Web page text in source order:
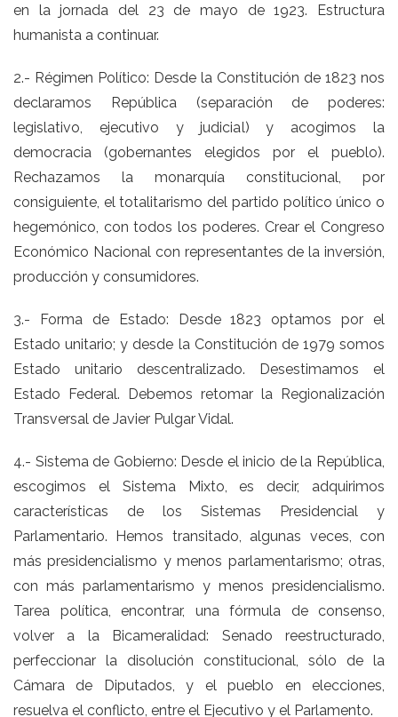
en la jornada del 23 de mayo de 1923. Estructura
humanista a continuar.
2.- Régimen Político: Desde la Constitución de 1823 nos
declaramos República (separación de poderes:
legislativo, ejecutivo y judicial) y acogimos la
democracia (gobernantes elegidos por el pueblo).
Rechazamos la monarquía constitucional, por
consiguiente, el totalitarismo del partido político único o
hegemónico, con todos los poderes. Crear el Congreso
Económico Nacional con representantes de la inversión,
producción y consumidores.
3.- Forma de Estado: Desde 1823 optamos por el
Estado unitario; y desde la Constitución de 1979 somos
Estado unitario descentralizado. Desestimamos el
Estado Federal. Debemos retomar la Regionalización
Transversal de Javier Pulgar Vidal.
4.- Sistema de Gobierno: Desde el inicio de la República,
escogimos el Sistema Mixto, es decir, adquirimos
características de los Sistemas Presidencial y
Parlamentario. Hemos transitado, algunas veces, con
más presidencialismo y menos parlamentarismo; otras,
con más parlamentarismo y menos presidencialismo.
Tarea política, encontrar, una fórmula de consenso,
volver a la Bicameralidad: Senado reestructurado,
perfeccionar la disolución constitucional, sólo de la
Cámara de Diputados, y el pueblo en elecciones,
resuelva el conflicto, entre el Ejecutivo y el Parlamento.